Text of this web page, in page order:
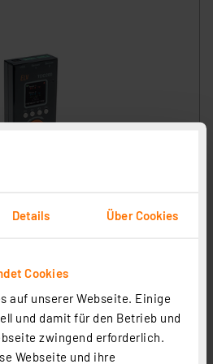
Details Über Cookies
Cookies
auf unserer Webseite. Einige
und damit für den Betrieb und
zwingend erforderlich.
Webseite und ihre
Informationen zu Versandkosten